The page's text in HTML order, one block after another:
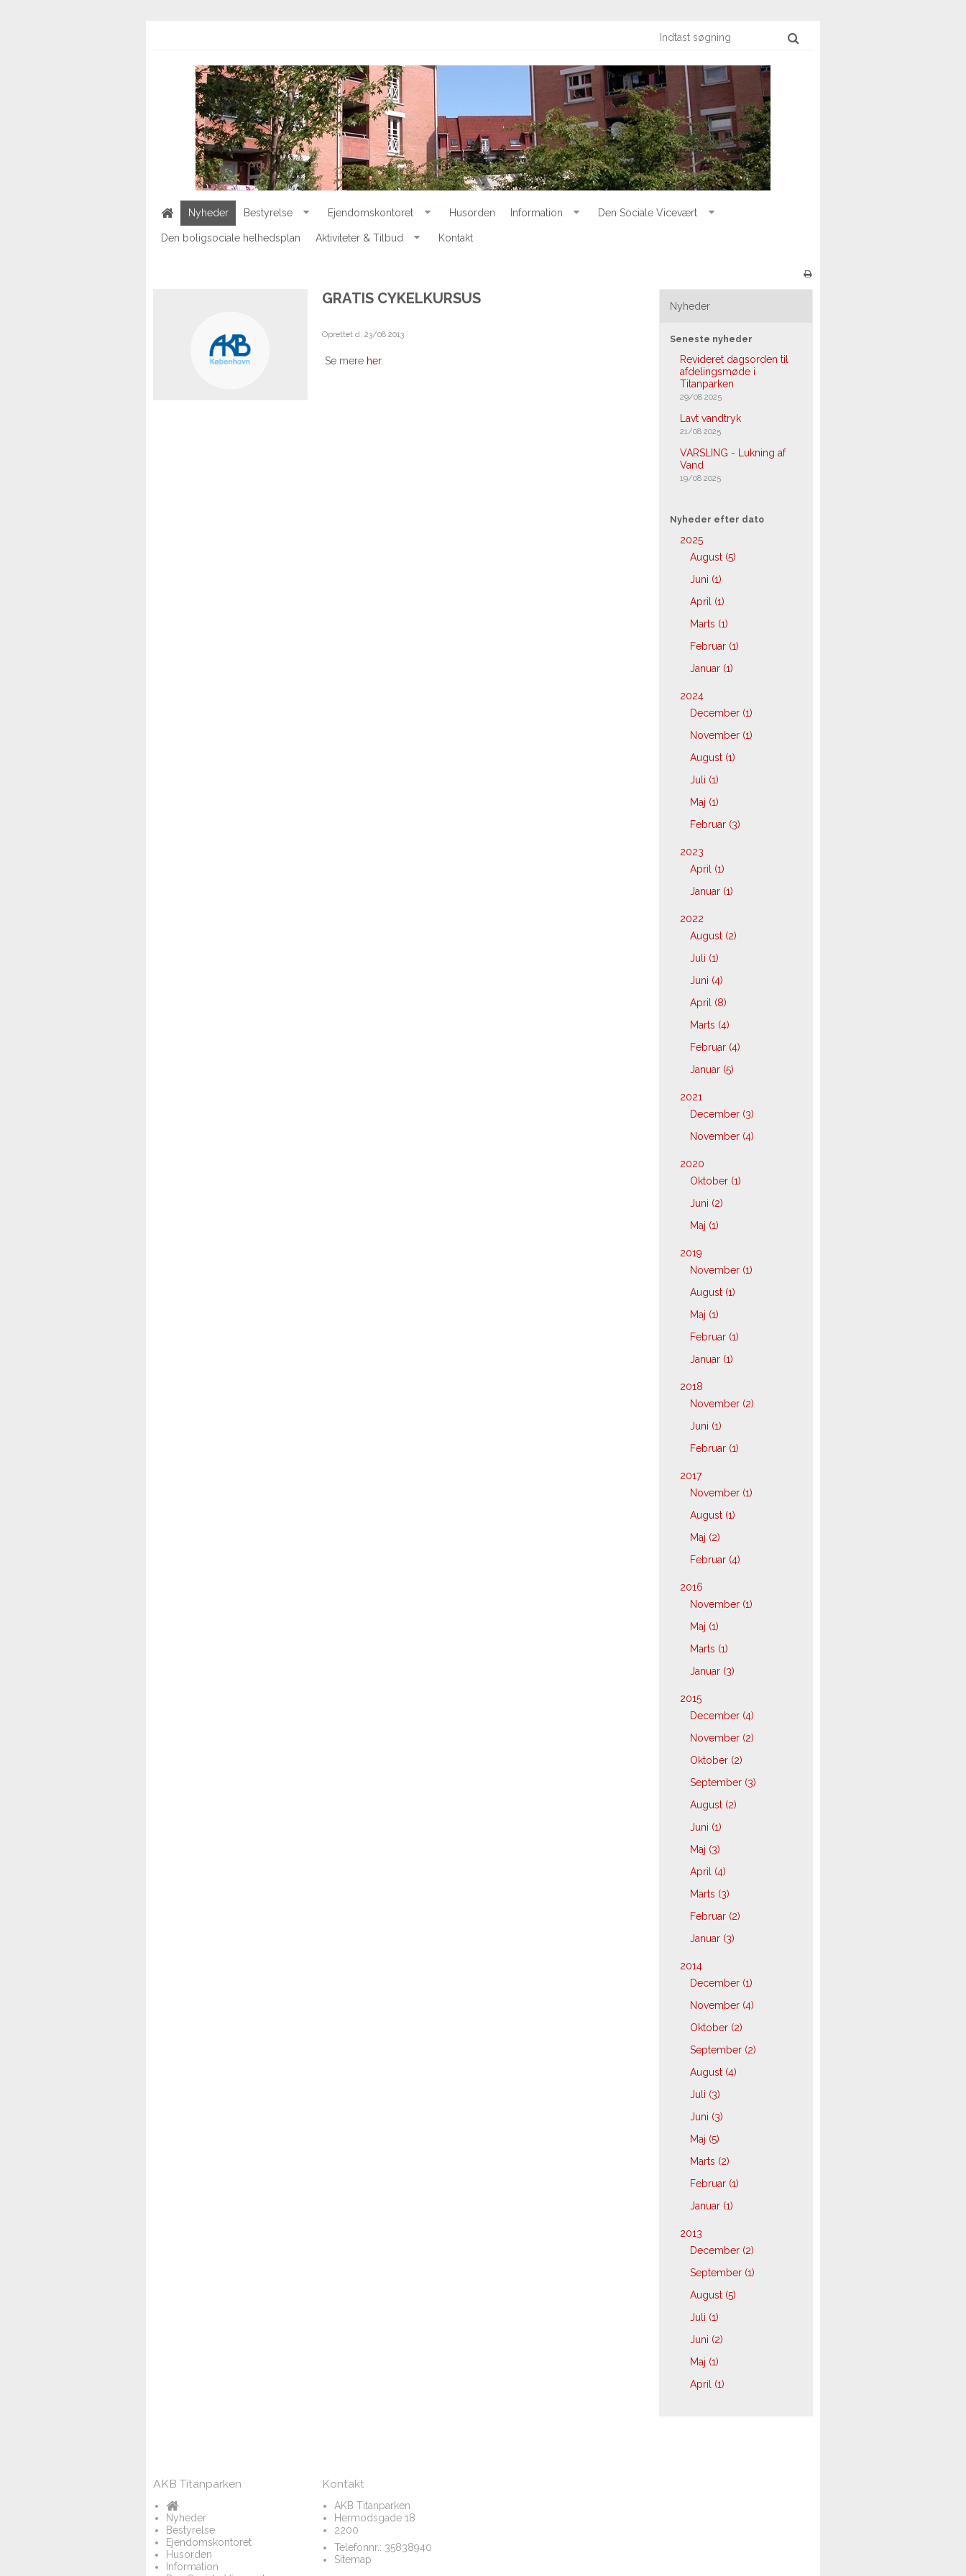
Nyheder Bestyrelse Ejendomskontoret Husorden Information Den Sociale Vicevært
Den boligsociale helhedsplan Aktiviteter & Tilbud Kontakt
GRATIS CYKELKURSUS
Oprettet d. 23/08 2013
Se mere her.
Nyheder
Seneste nyheder
Revideret dagsorden til
afdelingsmøde i
Titanparken
29/08 2025
Lavt vandtryk
21/08 2025
VARSLING - Lukning af
Vand
19/08 2025
Nyheder efter dato
2025
August (5)
Juni (1)
April (1)
Marts (1)
Februar (1)
Januar (1)
2024
December (1)
November (1)
August (1)
Juli (1)
Maj (1)
Februar (3)
2023
April (1)
Januar (1)
2022
August (2)
Juli (1)
Juni (4)
April (8)
Marts (4)
Februar (4)
Januar (5)
2021
December (3)
November (4)
2020
Oktober (1)
Juni (2)
Maj (1)
2019
November (1)
August (1)
Maj (1)
Februar (1)
Januar (1)
2018
November (2)
Juni (1)
Februar (1)
2017
November (1)
August (1)
Maj (2)
Februar (4)
2016
November (1)
Maj (1)
Marts (1)
Januar (3)
2015
December (4)
November (2)
Oktober (2)
September (3)
August (2)
Juni (1)
Maj (3)
April (4)
Marts (3)
Februar (2)
Januar (3)
2014
December (1)
November (4)
Oktober (2)
September (2)
August (4)
Juli (3)
Juni (3)
Maj (5)
Marts (2)
Februar (1)
Januar (1)
2013
December (2)
September (1)
August (5)
Juli (1)
Juni (2)
Maj (1)
April (1)
AKB Titanparken
Nyheder
Bestyrelse
Ejendomskontoret
Husorden
Information
Kontakt
AKB Titanparken
Hermodsgade 18
2200
Telefonnr.: 35838940
Sitemap